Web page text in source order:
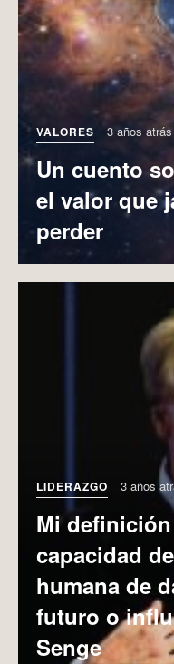
VALORES 3 años atrás
Un cuento
el valor que
perder
LIDERAZGO 3 años
Mi
capacidad
humana de
futuro o
Senge